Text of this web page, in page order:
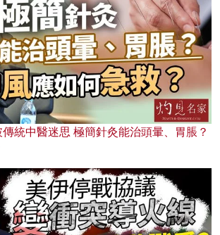
統中醫迷思 極簡針灸能治頭暈、胃脹？